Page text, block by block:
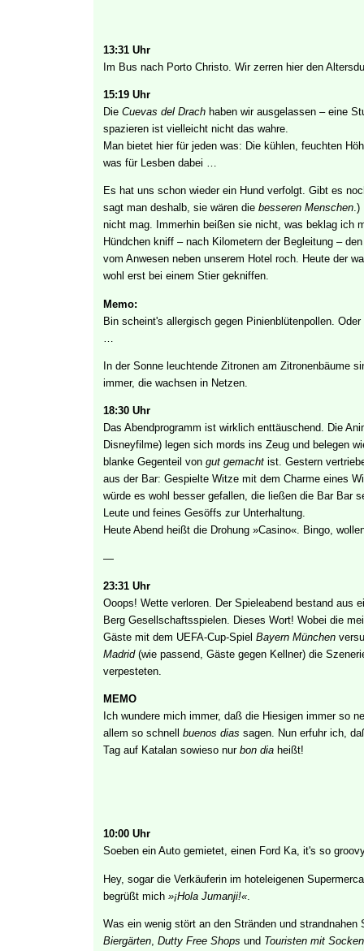
13:31 Uhr
Im Bus nach Porto Christo. Wir zerren hier den
15:19 Uhr
Die Cuevas del Drach haben wir ausgelassen – eine
spazieren ist vielleicht nicht das wahre.
Man bietet hier für jeden was: Die kühlen, feuchten
was für Lesben dabei …
Es hat uns schon wieder ein Hund verfolgt. Gibt es
sagt man deshalb, sie wären die besseren Menschen.)
nicht mag. Immerhin beißen sie nicht, was beklag ich
Hündchen kniff – nach Kilometern der Begleitung –
vom Anwesen neben unserem Hotel roch. Heute der
wohl erst bei einem Stier gekniffen.
Memo:
Bin scheint's allergisch gegen Pinienblütenpollen.
In der Sonne leuchtende Zitronen am Zitronenbäume
immer, die wachsen in Netzen.
18:30 Uhr
Das Abendprogramm ist wirklich enttäuschend. Die
Disneyfilme) legen sich mords ins Zeug und belegen
blanke Gegenteil von gut gemachtist. Gestern
aus der Bar: Gespielte Witze mit dem Charme eines
würde es wohl besser gefallen, die ließen die Bar Bar
Leute und feines Gesöffs zur Unterhaltung.
Heute Abend heißt die Drohung »Casino«. Bingo,
—
23:31 Uhr
Ooops! Wette verloren. Der Spieleabend bestand aus
Berg Gesellschaftsspielen. Dieses Wort! Wobei die
Gäste mit dem UEFA-Cup-Spiel Bayern München
Madrid (wie passend, Gäste gegen Kellner) die
verpesteten.
MEMO
Ich wundere mich immer, daß die Hiesigen immer so
allem so schnell buenos dias sagen. Nun erfuhr ich,
Tag auf Katalan sowieso nur bon diaheißt!
10:00 Uhr
Soeben ein Auto gemietet, einen Ford Ka, it's so
Hey, sogar die Verkäuferin im hoteleigenen
begrüßt mich »¡Hola Jumanji!«.
Was ein wenig stört an den Stränden und strandnahen
Biergärten, Dutty Free Shops und Touristen mit